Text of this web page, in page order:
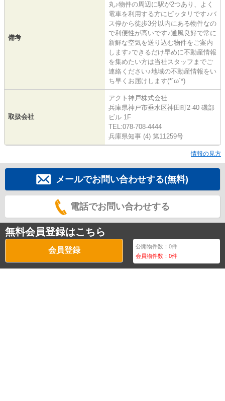
備考
丸♪物件の周辺に駅が2つあり、よく
電車を利用する方にピッタリです♪バ
ス停から徒歩3分以内にある物件なの
で利便性が高いです♪通風良好で常に
新鮮な空気を送り込む物件をご案内
します♪できるだけ早めに不動産情報
を集めたい方は当社スタッフまでご
連絡ください♪地域の不動産情報をい
ち早くお届けします(*´ω`*)
取扱会社
アクト神戸株式会社
兵庫県神戸市垂水区神田町2-40 磯部
ビル 1F
TEL:078-708-4444
兵庫県知事 (4) 第11259号
情報の見方
メールでお問い合わせする(無料)
電話でお問い合わせする
無料会員登録はこちら
会員登録 公開物件数：0件
会員物件数：0件